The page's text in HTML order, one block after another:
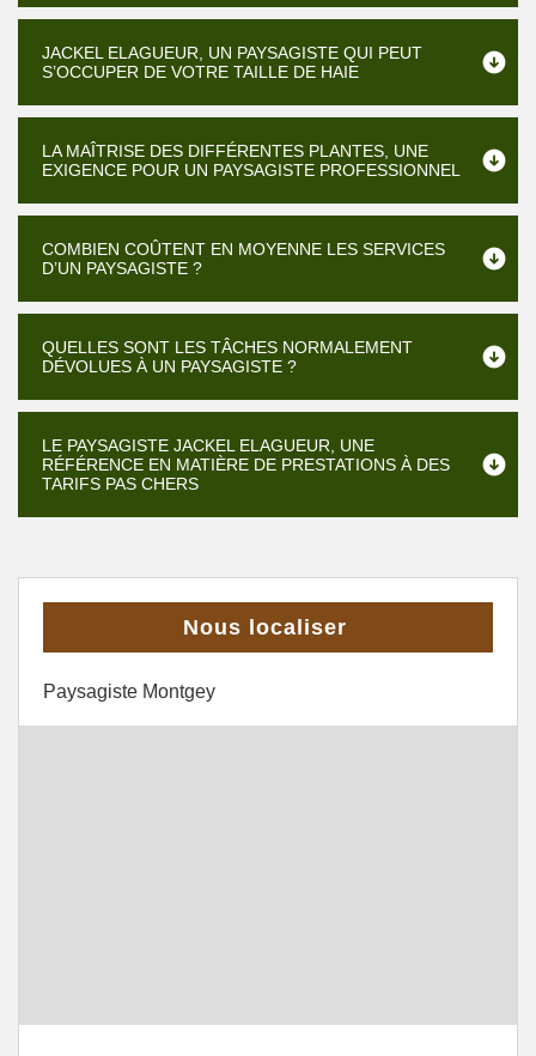
JACKEL ELAGUEUR, UN PAYSAGISTE QUI PEUT
S’OCCUPER DE VOTRE TAILLE DE HAIE
LA MAÎTRISE DES DIFFÉRENTES PLANTES, UNE
EXIGENCE POUR UN PAYSAGISTE PROFESSIONNEL
COMBIEN COÛTENT EN MOYENNE LES SERVICES
D’UN PAYSAGISTE ?
QUELLES SONT LES TÂCHES NORMALEMENT
DÉVOLUES À UN PAYSAGISTE ?
LE PAYSAGISTE JACKEL ELAGUEUR, UNE
RÉFÉRENCE EN MATIÈRE DE PRESTATIONS À DES
TARIFS PAS CHERS
Nous localiser
Paysagiste Montgey